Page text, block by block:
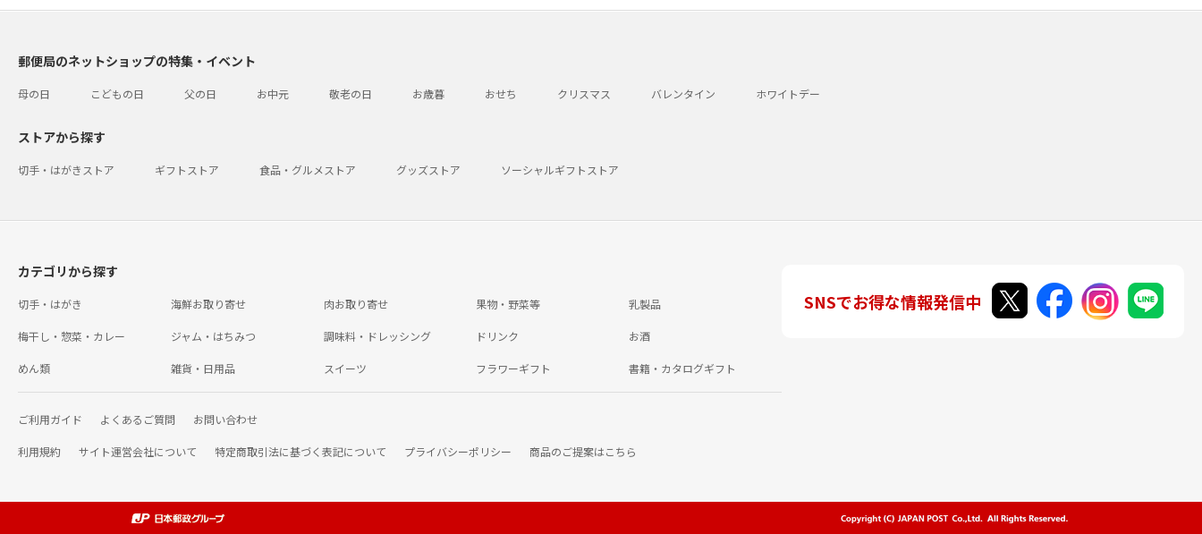
郵便局のネットショップの特集・イベント
母の日 こどもの日 父の日 お中元 敬老の日 お歳暮 おせち クリスマス バレンタイン ホワイトデー
ストアから探す
切手・はがきストア ギフトストア 食品・グルメストア グッズストア ソーシャルギフトストア
カテゴリから探す
切手・はがき 海鮮お取り寄せ 肉お取り寄せ 果物・野菜等 乳製品
梅干し・惣菜・カレー ジャム・はちみつ 調味料・ドレッシング ドリンク お酒
めん類 雑貨・日用品 スイーツ フラワーギフト 書籍・カタログギフト
ご利用ガイド よくあるご質問 お問い合わせ
利用規約 サイト運営会社について 特定商取引法に基づく表記について プライバシーポリシー 商品のご提案はこちら
SNSでお得な情報発信中